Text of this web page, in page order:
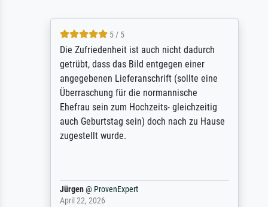
5 / 5
Die Zufriedenheit ist auch nicht dadurch
getrübt, dass das Bild entgegen einer
angegebenen Lieferanschrift (sollte eine
Überraschung für die normannische
Ehefrau sein zum Hochzeits- gleichzeitig
auch Geburtstag sein) doch nach zu Hause
zugestellt wurde.
Jürgen@ProvenExpert
April 22, 2026